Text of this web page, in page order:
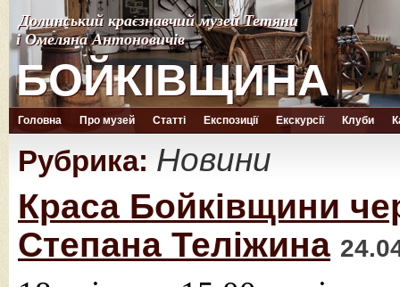
Долинський краєзнавчий музей Тетяни
і Омеляна Антоновичів
БОЙКІВЩИНА
Долинський краєзнавчий музей Тетяни
і Омеляна Антоновичів
БОЙКІВЩИНА
Головна Про музей Статті Експозиції Екскурсії Клуби
Рубрика: Новини
Краса Бойківщини
Степана Теліжина